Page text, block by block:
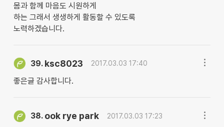
몸과 함께 마음도 시원하게
하는 그래서 생생하게 활동할 수 있도록
노력하겠습니다.
39. ksc8023 2017.03.03 17:40
좋은글 감사합니다.
38. ook rye park 2017.03.03 17:23